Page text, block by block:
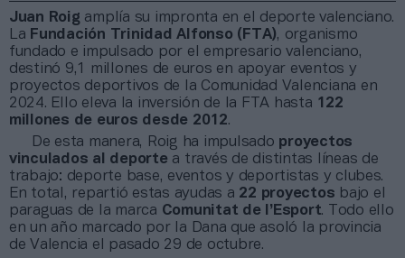
Juan Roig amplía su impronta en el deporte valenciano.
La Fundación Trinidad Alfonso (FTA), organismo
fundado e impulsado por el empresario valenciano,
destinó 9,1 millones de euros en apoyar eventos y
proyectos deportivos de la Comunidad Valenciana en
2024. Ello eleva la inversión de la FTA hasta 122
millones de euros desde 2012.
De esta manera, Roig ha impulsado proyectos
vinculados al deporte a través de distintas líneas de
trabajo: deporte base, eventos y deportistas y clubes.
En total, repartió estas ayudas a 22 proyectos bajo el
paraguas de la marca Comunitat de l’Esport. Todo ello
en un año marcado por la Dana que asoló la provincia
de Valencia el pasado 29 de octubre.